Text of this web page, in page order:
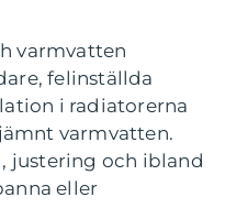
varmvatten
felinställda
i radiatorerna
varmvatten.
justering och ibland
eller